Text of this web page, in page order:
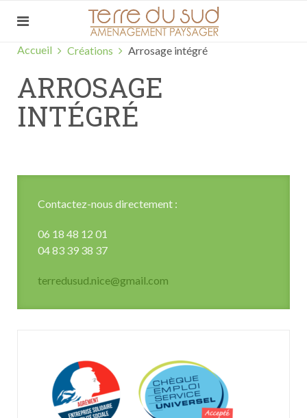
Accueil Créations Arrosage intégré
ARROSAGE
INTÉGRÉ
Contactez-nous directement :
06 18 48 12 01
04 83 39 38 37
terredusud.nice@gmail.com